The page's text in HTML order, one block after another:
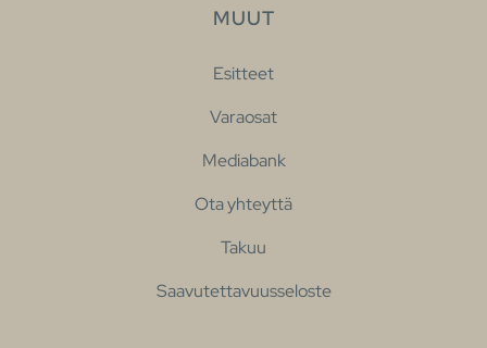
MUUT
Esitteet
Varaosat
Mediabank
Ota yhteyttä
Takuu
Saavutettavuusseloste